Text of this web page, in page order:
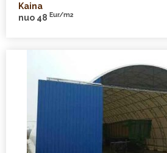
Kaina
nuo 48 Eur/m2